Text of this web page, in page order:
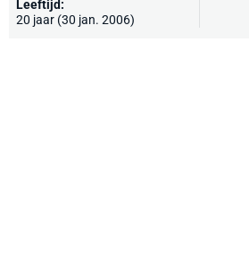
Leeftijd:
20 jaar (30 jan. 2006)